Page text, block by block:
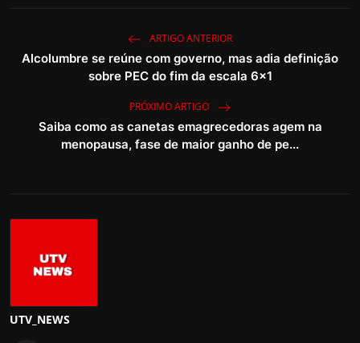
ARTIGO ANTERIOR
Alcolumbre se reúne com governo, mas adia definição
sobre PEC do fim da escala 6x1
PRÓXIMO ARTIGO
Saiba como as canetas emagrecedoras agem na
menopausa, fase de maior ganho de pe...
UTV_NEWS